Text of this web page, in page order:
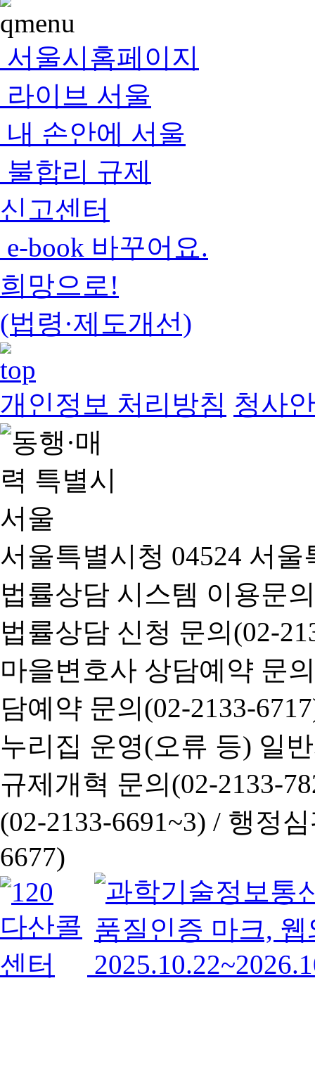
서울시홈페이지
라이브 서울
내 손안에 서울
불합리 규제
신고센터
e-book 바꾸어요.
희망으로!
(법령·제도개선)
개인정보 처리방침 청사
서울특별시청 04524 서
법률상담 시스템 이용문
법률상담 신청 문의(02-
마을변호사 상담예약 문
담예약 문의(02-2133-
누리집 운영(오류 등) 일
규제개혁 문의(02-2133-
(02-2133-6691~3) / 행정심
6677)